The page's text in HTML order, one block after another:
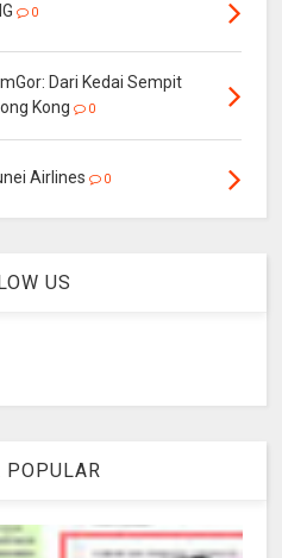
0
Dari Kedai Sempit
Kong
0
Airlines 0
US
POPULAR